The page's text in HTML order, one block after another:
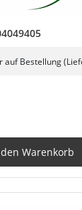
auf Bestellung
Warenkorb